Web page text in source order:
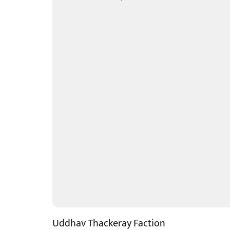
Uddhav Thackeray Faction